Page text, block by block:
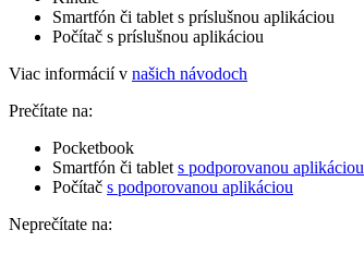
Smartfón či tablet s príslušnou aplikáciou
Počítač s príslušnou aplikáciou
Viac informácií v našich návodoch
Prečítate na:
Pocketbook
Smartfón či tablet s podporovanou aplikáciou
Počítač s podporovanou aplikáciou
Neprečítate na: